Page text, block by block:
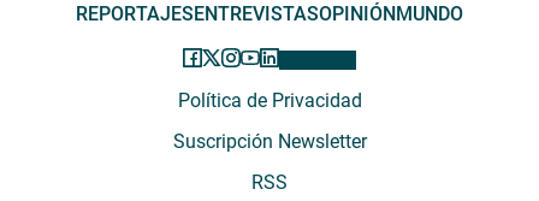
REPORTAJESENTREVISTASOPINIÓNMUNDO
Política de Privacidad
Suscripción Newsletter
RSS